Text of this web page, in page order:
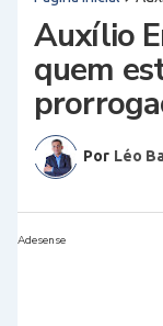
Auxílio
quem
Por Léo
Adesense